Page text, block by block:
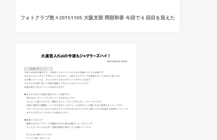
フォトクラブ悠々20151105 大阪支部 岡部和香 今回で 6 回目を迎えた